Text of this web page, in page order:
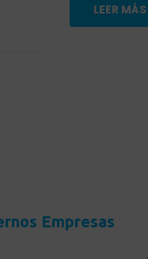
LEER MÁS
Empresas